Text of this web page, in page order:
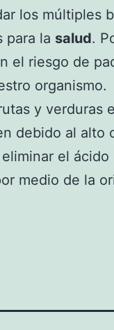
los múltiples
para la salud.
el riesgo de
organismo.
y verduras
debido al alto
el
medio de la